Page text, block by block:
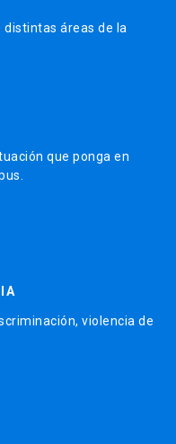
áreas de la
que ponga en
violencia de